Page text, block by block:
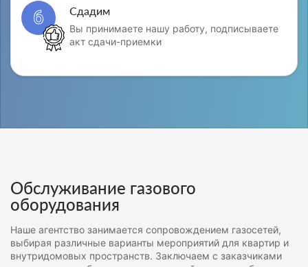
6 Сдадим
Вы принимаете нашу работу, подписываете
акт сдачи-приемки
Обслуживание газового
оборудования
Наше агентство занимается сопровождением газосетей,
выбирая различные варианты мероприятий для квартир и
внутридомовых пространств. Заключаем с заказчиками